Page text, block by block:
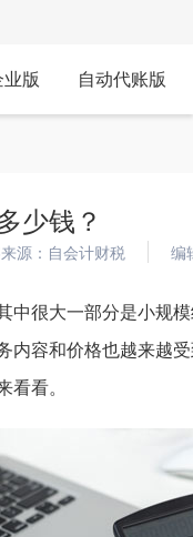
版 自动代账版
少钱？
源：自会计财税 编
中很大一部分是小规
内容和价格也越来越
看。